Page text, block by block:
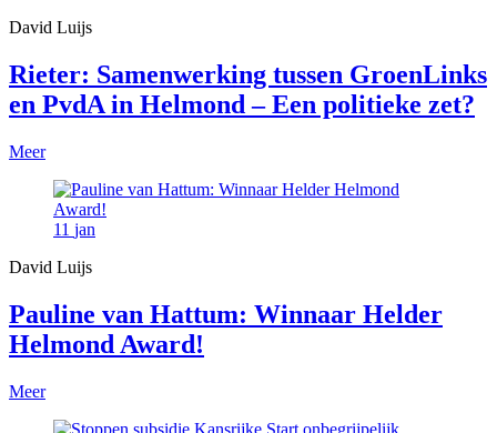
David Luijs
Rieter: Samenwerking tussen GroenLinks
en PvdA in Helmond – Een politieke zet?
Meer
11 jan
David Luijs
Pauline van Hattum: Winnaar Helder
Helmond Award!
Meer